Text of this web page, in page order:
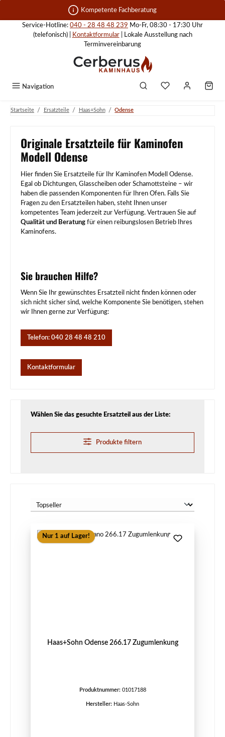
Zum Hauptinhalt springen Kompetente Fachberatung
Service-Hotline: 040 - 28 48 48 239 Mo-Fr, 08:30 - 17:30 Uhr
(telefonisch) |
Kontaktformular| Lokale Ausstellung nach
Terminvereinbarung
Navigation
Startseite / Ersatzteile / Haas+Sohn / Odense
Originale Ersatzteile für Kaminofen
Modell Odense
Hier finden Sie Ersatzteile für Ihr Kaminofen Modell Odense.
Egal ob Dichtungen, Glasscheiben oder Schamottsteine – wir
haben die passenden Komponenten für Ihren Ofen. Falls Sie
Fragen zu den Ersatzteilen haben, steht Ihnen unser
kompetentes Team jederzeit zur Verfügung. Vertrauen Sie auf
Qualität und Beratung für einen reibungslosen Betrieb Ihres
Kaminofens.
Sie brauchen Hilfe?
Wenn Sie Ihr gewünschtes Ersatzteil nicht finden können oder
sich nicht sicher sind, welche Komponente Sie benötigen, stehen
wir Ihnen gerne zur Verfügung:
Telefon: 040 28 48 48 210
Kontaktformular
Wählen Sie das gesuchte Ersatzteil aus der Liste:
Produkte filtern
Nur 1 auf Lager!
Haas+Sohn Odense 266.17 Zugumlenkung
Produktnummer: 01017188
Hersteller: Haas-Sohn